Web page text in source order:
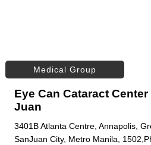
Medical Group
Eye Can Cataract
Juan
3401B Atlanta Centre, Annapolis,
SanJuan City, Metro Manila,